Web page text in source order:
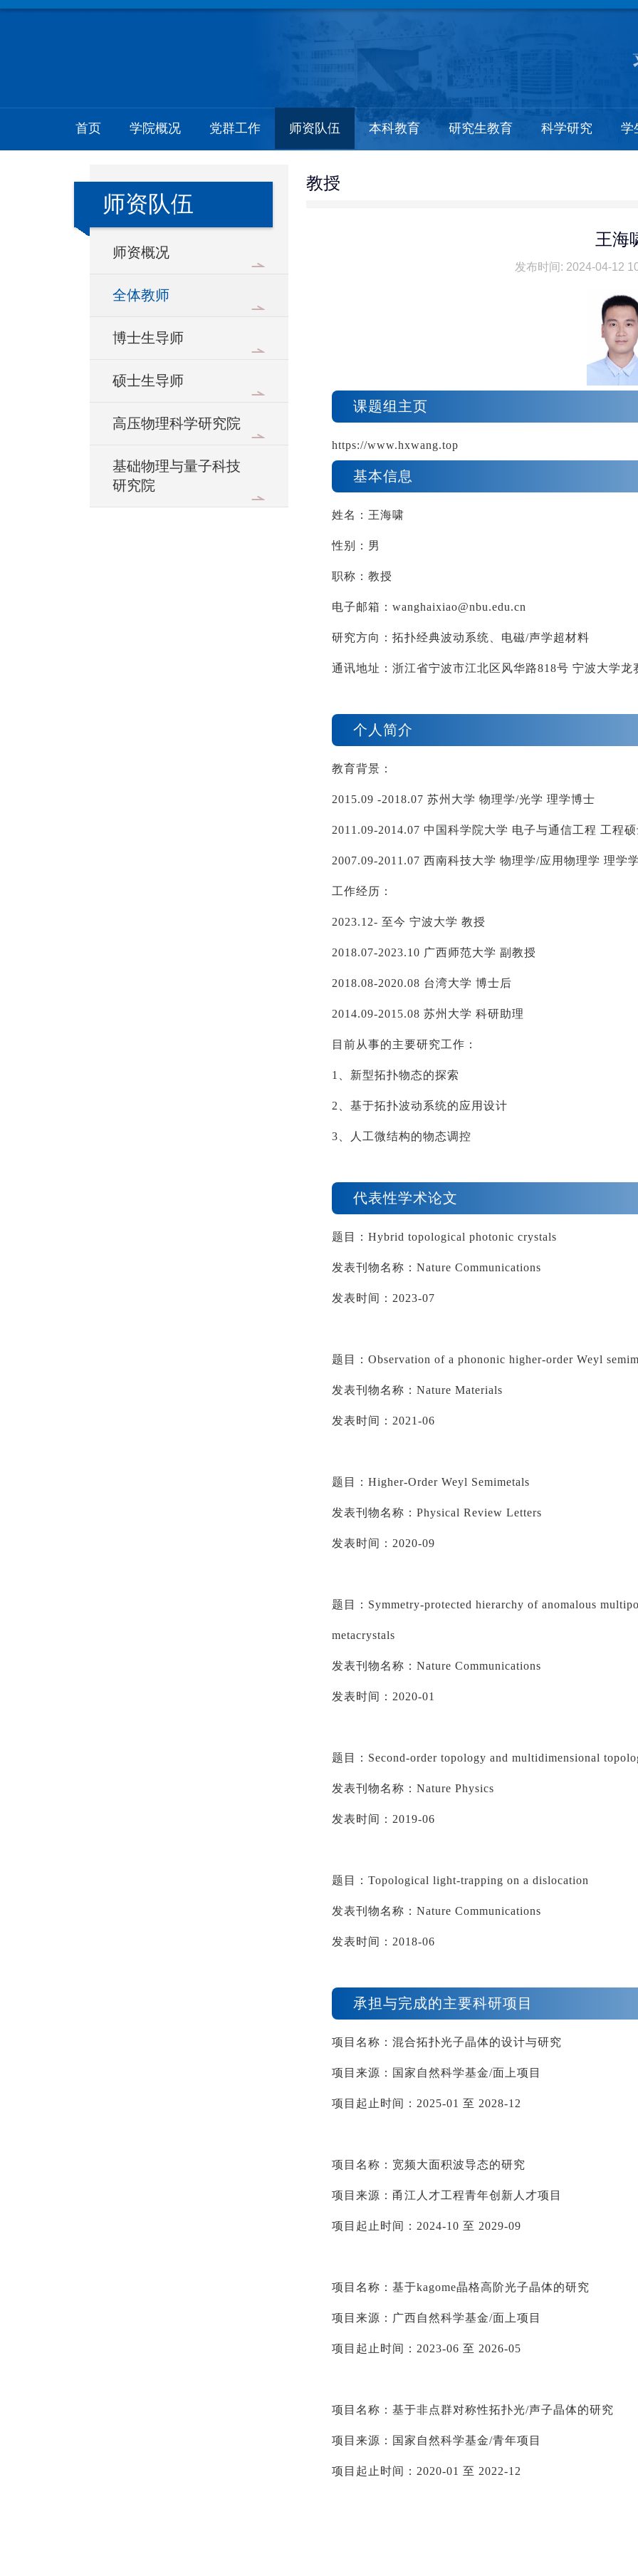
首页 学院概况 党群工作 师资队伍 本科教育 研究生教育 科学研究 学
师资队伍
师资概况
全体教师
博士生导师
硕士生导师
高压物理科学研究院
基础物理与量子科技
研究院
教授
王海
发布时间: 2024-04-12
课题组主页
https://www.hxwang.top
基本信息
姓名： 王海啸
性别：男
职称：教授
电子邮箱： wanghaixiao@nbu.edu.cn
研究方向： 拓扑经典波动系统 、电磁/声学超材料
通讯地址：浙江省宁波市江北区风华路818号 宁波大学龙
个人简介
教育背景：
2015.09 -2018.07 苏州大学 物理学/光学 理学博士
2011.09-2014.07 中国科学院大学 电子与通信工程 工程
2007.09-2011.07 西南科技大学 物理学/应用物理学 理学
工作经历：
2023.12- 至今 宁波大学 教授
2018.07-2023.10 广西师范大学 副教授
2018.08-2020.08 台湾大学 博士后
2014.09-2015.08 苏州大学 科研助理
目前从事的主要研究工作：
1 、新型拓扑物态的探索
2 、基于拓扑波动系统的应用设计
3 、人工微结构的物态调控
代表性学术论文
题目： Hybrid topological photonic crystals
发表刊物名称： Nature Communications
发表时间： 2023-07
题目： Observation of a phononic higher-order Weyl
发表刊物名称： Nature Materials
发表时间： 2021-06
题目： Higher-Order Weyl Semimetals
发表刊物名称： Physical Review Letters
发表时间： 2020-09
题目： Symmetry-protected hierarchy of anomalous
metacrystals
发表刊物名称： Nature Communications
发表时间： 2020-01
题目： Second-order topology and multidimensional
发表刊物名称： Nature Physics
发表时间： 2019-06
题目： Topological light-trapping on a dislocation
发表刊物名称： Nature Communications
发表时间： 2018-06
承担与完成的主要科研项目
项目名称： 混合拓扑光子晶体的设计与研究
项目来源： 国家自然科学基金/面上项目
项目起止时间： 2025-01 至 2028-12
项目名称： 宽频大面积波导态的研究
项目来源： 甬 江人才工程青年创新人才项目
项目起止时间： 2024-10 至 2029-09
项目名称：基于kagome晶格高阶光子晶体的研究
项目来源：广西自然科学基金/面上项目
项目起止时间： 2023-06 至 2026-05
项目名称：基于非点群对称性拓扑光/声子晶体的研究
项目来源：国家自然科学基金/青年项目
项目起止时间： 2020-01 至 2022-12